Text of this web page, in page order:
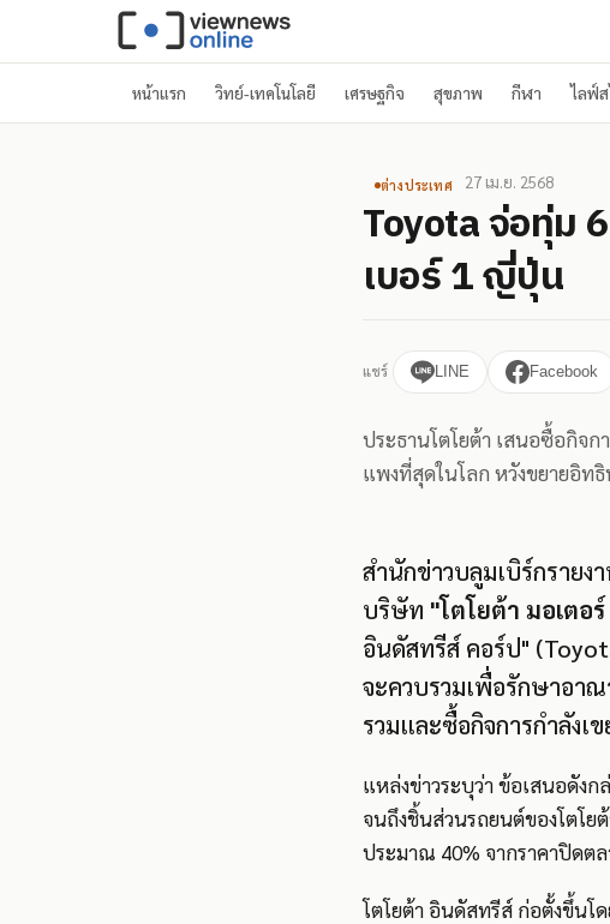
หน้าแรก วิทย์-เทคโนโลยี เศรษฐกิจ สุขภาพ กีฬา ไลฟ์
ต่างประเทศ 27 เม.ย. 2568
Toyota จ่อทุ่ม
เบอร์ 1 ญี่ปุ่น
แชร์ LINE Facebook
ประธานโตโยต้า เสนอซื้อกิจ
แพงที่สุดในโลก หวังขยายอิท
สำนักข่าวบลูมเบิร์กรายง
บริษัท "โตโยต้า มอเตอ
อินดัสทรีส์ คอร์ป"
จะควบรวมเพื่อรักษาอา
รวมและซื้อกิจการกำลังเ
แหล่งข่าวระบุว่า ข้อเสนอดัง
จนถึงชิ้นส่วนรถยนต์ของโตโย
ประมาณ 40% จากราคาปิดต
โตโยต้า อินดัสทรีส์ ก่อตั้งขึ้น